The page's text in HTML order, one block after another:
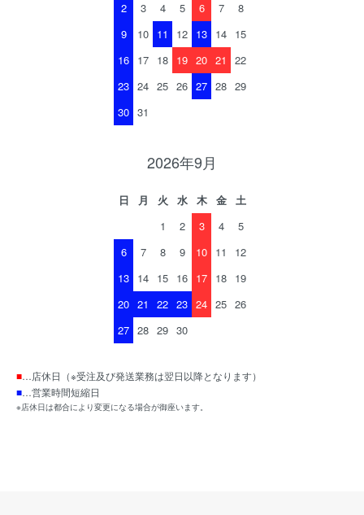
2
3 4 5 6 7
8
9
10 11 12 13 14 15
16 17 18 19 20 21
22
23 24 25 26 27 28 29
30 31
2026年9月
日 月 火 水 木 金
土
1
2 3 4
5
6
7 8 9 10 11
12
13 14 15 16 17 18 19
20 21 22 23 24 25 26
27 28 29 30
■…店休日（※受注及び発送業務は翌日以降となります）
■…営業時間短縮日
※店休日は都合により変更になる場合が御座います。